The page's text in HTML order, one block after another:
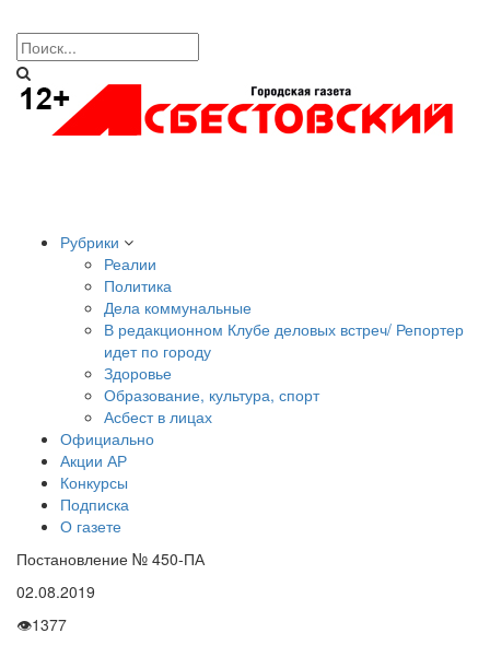
Рубрики
Реалии
Политика
Дела коммунальные
В редакционном Клубе деловых встреч/ Репортер
идет по городу
Здоровье
Образование, культура, спорт
Асбест в лицах
Официально
Акции АР
Конкурсы
Подписка
О газете
Постановление № 450-ПА
02.08.2019
👁1377